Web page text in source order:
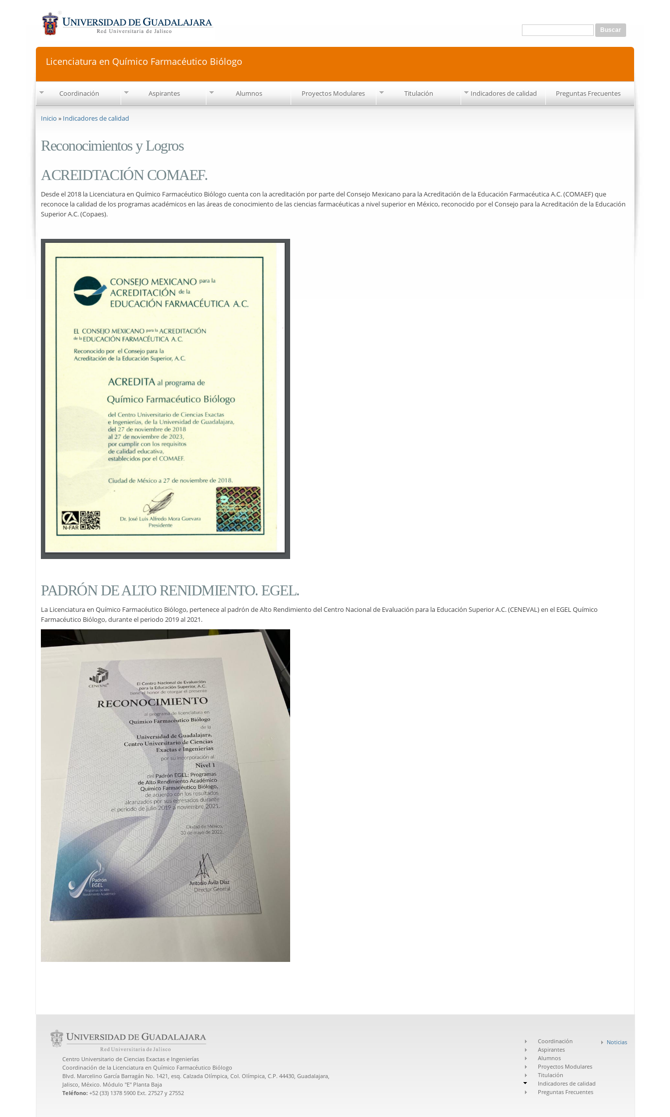
Licenciatura en Químico Farmacéutico Biólogo
Coordinación Aspirantes Alumnos Proyectos Modulares Titulación Indicadores de calidad Preguntas Frecuentes
Inicio » Indicadores de calidad
Reconocimientos y Logros
ACREIDTACIÓN COMAEF.
Desde el 2018 la Licenciatura en Químico Farmacéutico Biólogo cuenta con la acreditación por parte del Consejo Mexicano para la Acreditación de la Educación Farmacéutica A.C. (COMAEF) que
reconoce la calidad de los programas académicos en las áreas de conocimiento de las ciencias farmacéuticas a nivel superior en México, reconocido por el Consejo para la Acreditación de la Educación
Superior A.C. (Copaes).
PADRÓN DE ALTO RENIDMIENTO. EGEL.
La Licenciatura en Químico Farmacéutico Biólogo, pertenece al padrón de Alto Rendimiento del Centro Nacional de Evaluación para la Educación Superior A.C. (CENEVAL) en el EGEL Químico
Farmacéutico Biólogo, durante el periodo 2019 al 2021.
Centro Universitario de Ciencias Exactas e Ingenierías
Coordinación de la Licenciatura en Químico Farmacéutico Biólogo
Blvd. Marcelino García Barragán No. 1421, esq. Calzada Olímpica, Col. Olímpica, C.P. 44430, Guadalajara,
Jalisco, México. Módulo "E" Planta Baja
Teléfono: +52 (33) 1378 5900 Ext. 27527 y 27552
Noticias
Coordinación
Aspirantes
Alumnos
Proyectos Modulares
Titulación
Indicadores de calidad
Preguntas Frecuentes